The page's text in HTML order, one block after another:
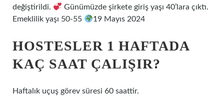
değiştirildi.
Günümüzde şirkete giriş yaşı 40’lara çıktı.
Emeklilik yaşı 50-55
19 Mayıs 2024
HOSTESLER 1 HAFTADA
KAÇ SAAT ÇALIŞIR?
Haftalık uçuş görev süresi 60 saattir.